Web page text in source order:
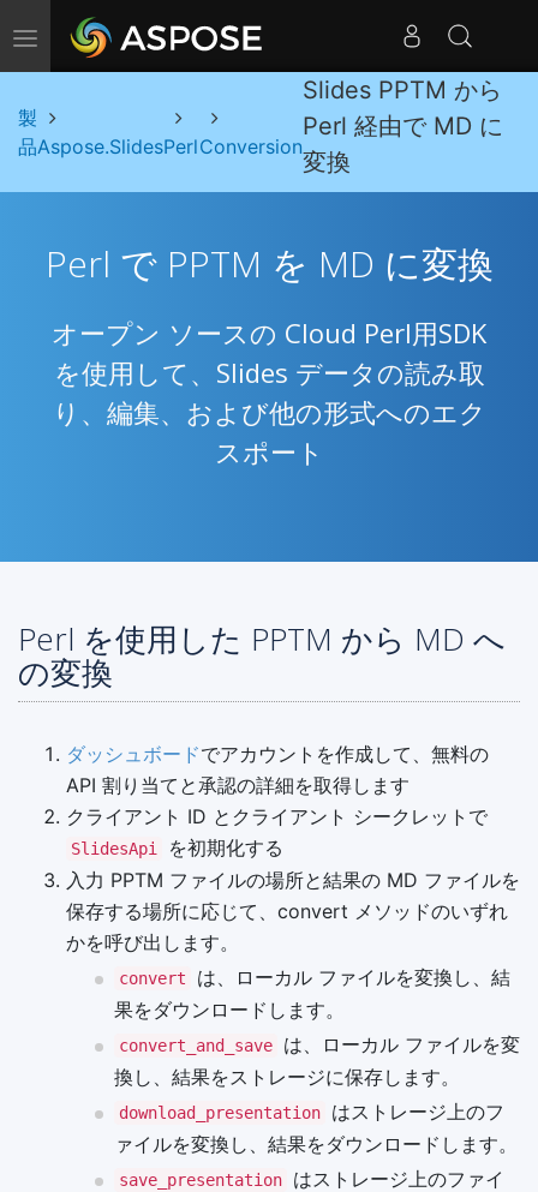
ナビゲーションの切り替え
製
品Aspose.SlidesPerlConversion
Slides PPTM から
Perl 経由で MD に
変換
Perl で PPTM を MD に変換
オープン ソースの Cloud Perl用SDK
を使用して、Slides データの読み取
り、編集、および他の形式へのエク
スポート
Perl を使用した PPTM から MD へ
の変換
ダッシュボードでアカウントを作成して、無料の
API 割り当てと承認の詳細を取得します
クライアント ID とクライアント シークレットで
SlidesApi
を初期化する
入力 PPTM ファイルの場所と結果の MD ファイルを
保存する場所に応じて、convert メソッドのいずれ
かを呼び出します。
convert
は、ローカル ファイルを変換し、結
果をダウンロードします。
convert_and_save
は、ローカル ファイルを変
換し、結果をストレージに保存します。
download_presentation
はストレージ上のフ
ァイルを変換し、結果をダウンロードします。
save_presentation
はストレージ上のファイ